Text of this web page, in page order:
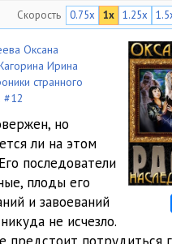
Скорость 0.75x 1x 1.25x
Оксана
Ирина
странного
#12
но
ли на этом
последователи
плоды его
и завоеваний
не исчезло.